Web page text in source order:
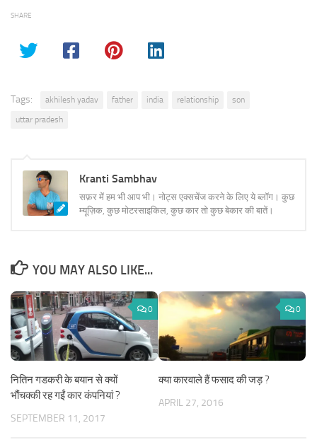
SHARE
Tags: akhilesh yadav father india relationship
son
uttar pradesh
Kranti Sambhav
सफ़र में हम भी आप भी। नोट्स एक्सचेंज करने के लिए ये ब्लॉग। कुछ
म्यूज़िक, कुछ मोटरसाइकिल, कुछ कार तो कुछ बेकार की बातें।
YOU MAY ALSO LIKE...
0
नितिन गडकरी के बयान से क्यों
भौंचक्की रह गईं कार कंपनियां ?
SEPTEMBER 11, 2017
0
क्या कारवाले हैं फसाद की जड़ ?
APRIL 27, 2016